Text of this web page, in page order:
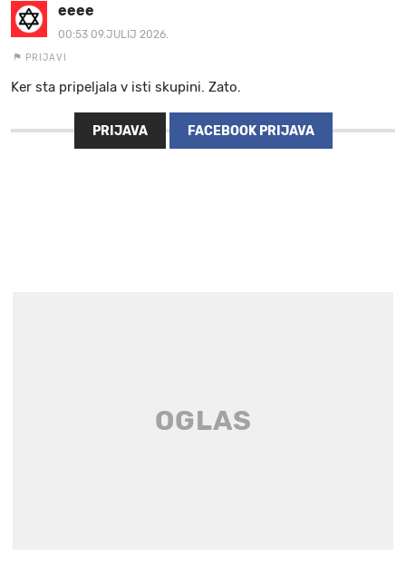
eeee
00:53 09.JULIJ 2026.
PRIJAVI
Ker sta pripeljala v isti skupini. Zato.
PRIJAVA FACEBOOK PRIJAVA